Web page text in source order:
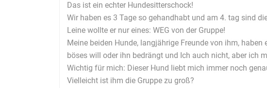
Das ist ein echter Hundesitterschock!
Wir haben es 3 Tage so gehandhabt und am 4. tag sind
Leine wollte er nur eines: WEG von der Gruppe!
Meine beiden Hunde, langjährige Freunde von ihm,
böses will oder ihn bedrängt und Ich auch nicht, aber ich
Wichtig für mich: Dieser Hund liebt mich immer noch
Vielleicht ist ihm die Gruppe zu groß?